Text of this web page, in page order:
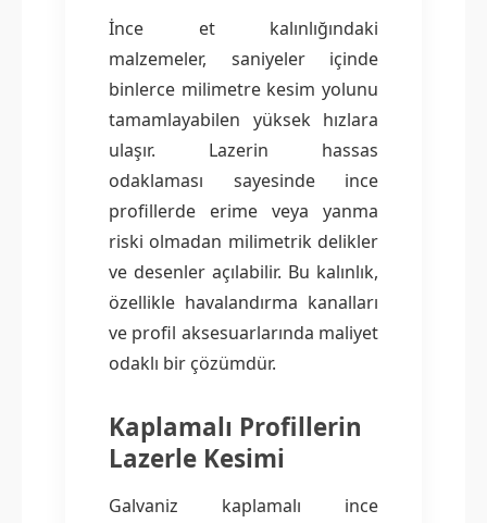
İnce et kalınlığındaki
malzemeler, saniyeler içinde
binlerce milimetre kesim yolunu
tamamlayabilen yüksek hızlara
ulaşır. Lazerin hassas
odaklaması sayesinde ince
profillerde erime veya yanma
riski olmadan milimetrik delikler
ve desenler açılabilir. Bu kalınlık,
özellikle havalandırma kanalları
ve profil aksesuarlarında maliyet
odaklı bir çözümdür.
Kaplamalı Profillerin
Lazerle Kesimi
Galvaniz kaplamalı ince